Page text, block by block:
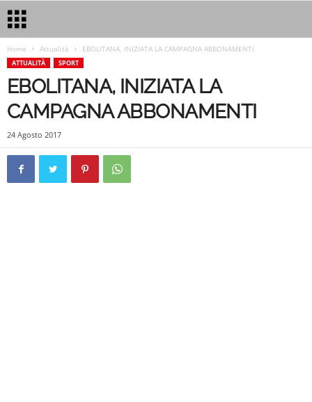
Home Attualità EBOLITANA, INIZIATA LA CAMPAGNA ABBONAMENTI
ATTUALITÀ SPORT
EBOLITANA, INIZIATA LA
CAMPAGNA ABBONAMENTI
24 Agosto 2017